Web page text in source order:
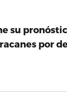
su
por